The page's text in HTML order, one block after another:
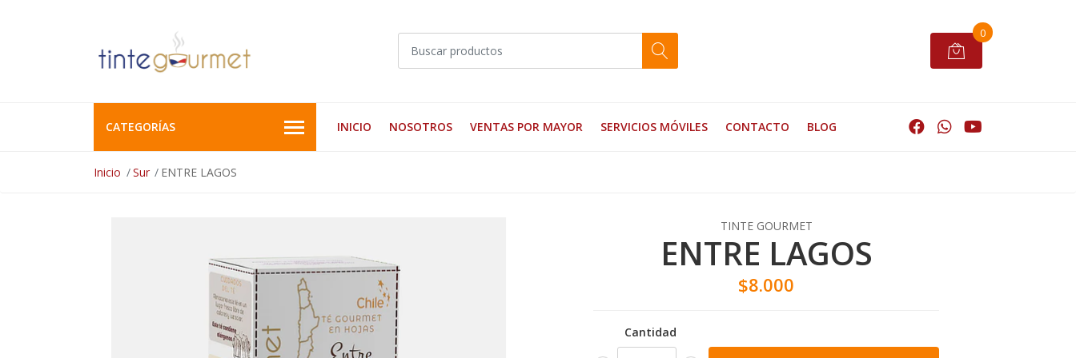
0
CATEGORÍAS INICIO NOSOTROS VENTAS POR MAYOR SERVICIOS MÓVILES CONTACTO BLOG
Inicio Sur ENTRE LAGOS
TINTE GOURMET
ENTRE LAGOS
$8.000
Cantidad